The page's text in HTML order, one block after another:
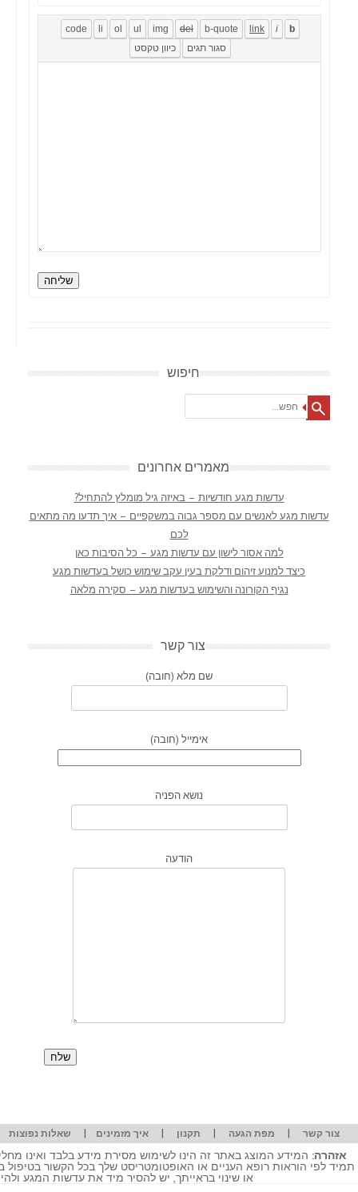
שליחה
חיפוש
מאמרים אחרונים
עדשות מגע חודשיות – באיזה גיל מומלץ להתחיל?
עדשות מגע לאנשים עם מספר גבוה במשקפיים – איך תדעו מה מתאים
לכם
למה אסור לישון עם עדשות מגע – כל הסיבות כאן
כיצד למנוע זיהום ודלקת בעין עקב שימוש כושל בעדשות מגע
נגיף הקורונה והשימוש בעדשות מגע – סקירה מלאה
צור קשר
שם מלא (חובה)
אימייל (חובה)
נושא הפניה
הודעה
צור קשר | מפת הגעה | תקנון |איך מזמינים | שאלות נפוצות
אזהרה: המידע המוצג באתר זה הינו לשימוש מסירת מידע בלבד ואינו
תמיד לפי הוראות רופא העניים או האופטומטריסט שלך בכל הקשור
או שינוי בראייתך, יש להסיר מיד את עדשות המגע